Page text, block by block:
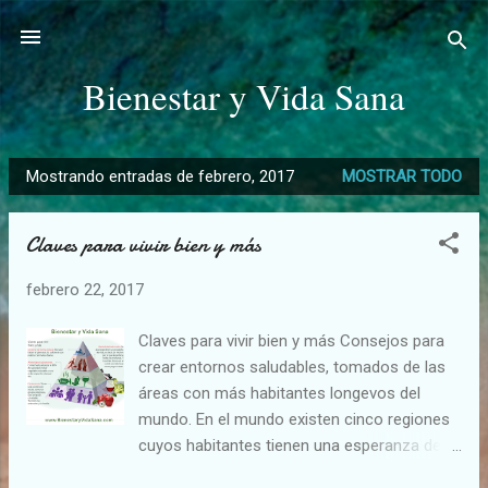
Ir al contenido principal
Bienestar y Vida Sana
E
n
Mostrando entradas de febrero, 2017 MOSTRAR TODO
Claves para vivir bien y más
febrero 22, 2017
Claves para vivir bien y más Consejos para
crear entornos saludables, tomados de las
áreas con más habitantes longevos del
mundo. En el mundo existen cinco regiones
cuyos habitantes tienen una esperanza de